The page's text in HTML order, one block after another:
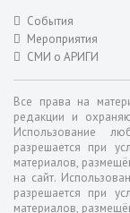
События
Мероприятия
СМИ о АРИГИ
Все права на
редакции и
Использование
разрешается при
материалов,
на сайт.
разрешается при
материалов,